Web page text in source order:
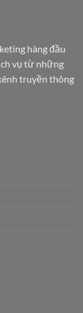
hàng đầu
vụ từ những
truyền thông